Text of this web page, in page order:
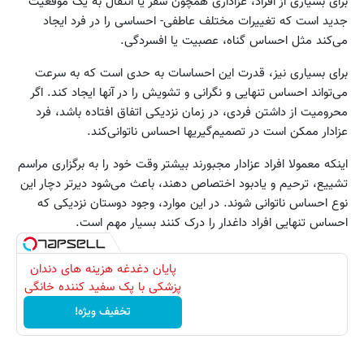
جدید است که تغییرات مختلف عاطفی- احساسی را در فرد ایجاد
می‌کند مثل احساس گناه، عصبیت یا افسردگی.
برای بسیاری نیز، قدرت این احساسات به حدی است که به سرعت
می‌تواند احساس تنهایی و نگرانی و تشویش را در آنها ایجاد کند. اگر
محرومیت از داشتن فردی، در زمان نزدیکی اتفاق افتاده باشد، فرد
عزادار ممکن است در تصمیم‌گیریها احساس ناتوانی‌کند.
اینکه معمولا افراد عزادار مجبورند بیشتر وقت خود را به برگزاری مراسم
تشییع، ترحیم و یادبود اختصاص دهند، باعث می‌شود دیرتر دچار این
نوع احساس ناتوانی شوند. در این موارد، وجود دوستان نزدیکی که
احساس تنهایی افراد داغدار را درک کنند بسیار مهم است.
پایان دغدغه هزینه های دندان
پزشکی با پک سفید کننده خانگی
تخفیف ویژه!